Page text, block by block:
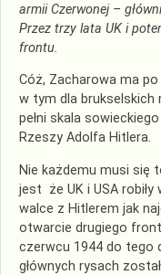
armii Czerwonej –
Przez trzy lata UK i
frontu.
Cóż, Zacharowa ma
w tym dla brukselskich
pełni skala
Rzeszy Adolfa Hitlera.
Nie każdemu musi się
jest że UK i USA
walce z Hitlerem jak
otwarcie drugiego
czerwcu 1944 do tego
głównych rysach